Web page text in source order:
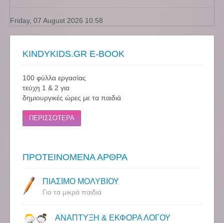
Friday, 07 August 2026 10:58
KINDYKIDS.GR E-BOOK
100 φύλλα εργασίας
τεύχη 1 & 2 για
δημιουργικές ώρες με τα παιδιά
ΠΕΡΙΣΣΟΤΕΡΑ
ΠΡΟΤΕΙΝΟΜΕΝΑ ΑΡΘΡΑ
ΠΙΑΣΙΜΟ ΜΟΛΥΒΙΟΥ
Για τα μικρά παιδιά
ΑΝΑΠΤΥΞΗ & ΕΚΦΟΡΑ ΛΟΓΟΥ